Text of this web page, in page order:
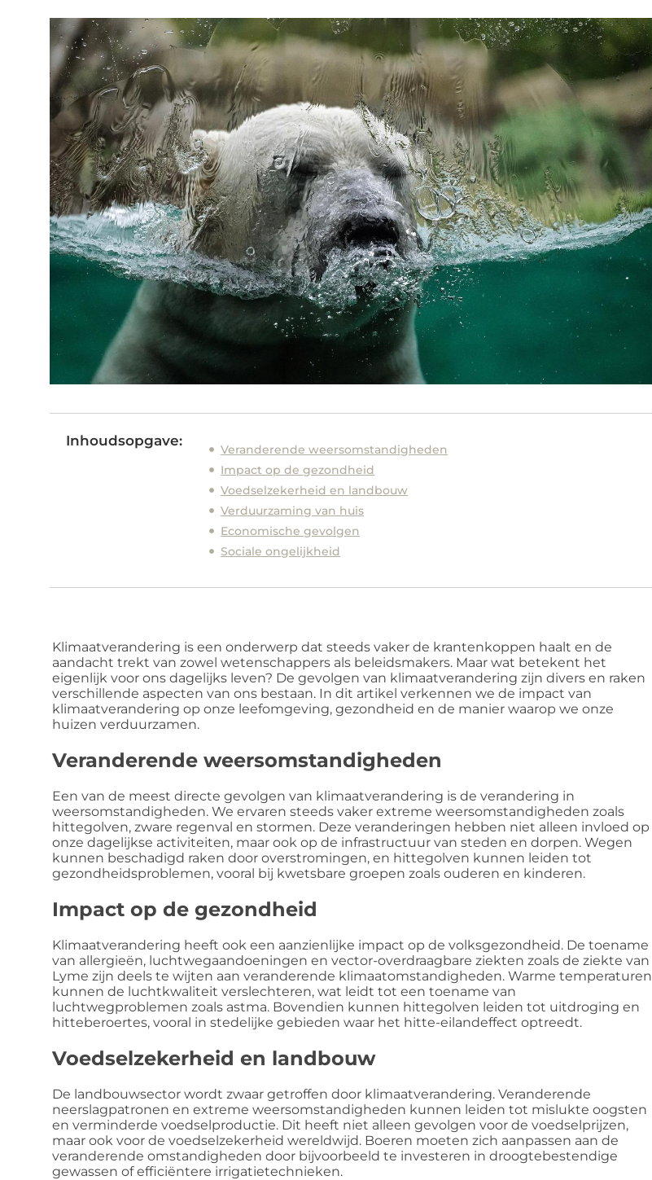
Inhoudsopgave:
Veranderende weersomstandigheden
Impact op de gezondheid
Voedselzekerheid en landbouw
Verduurzaming van huis
Economische gevolgen
Sociale ongelijkheid
Klimaatverandering is een onderwerp dat steeds vaker de krantenkoppen haalt en de
aandacht trekt van zowel wetenschappers als beleidsmakers. Maar wat betekent het
eigenlijk voor ons dagelijks leven? De gevolgen van klimaatverandering zijn divers en raken
verschillende aspecten van ons bestaan. In dit artikel verkennen we de impact van
klimaatverandering op onze leefomgeving, gezondheid en de manier waarop we onze
huizen verduurzamen.
Veranderende weersomstandigheden
Een van de meest directe gevolgen van klimaatverandering is de verandering in
weersomstandigheden. We ervaren steeds vaker extreme weersomstandigheden zoals
hittegolven, zware regenval en stormen. Deze veranderingen hebben niet alleen invloed op
onze dagelijkse activiteiten, maar ook op de infrastructuur van steden en dorpen. Wegen
kunnen beschadigd raken door overstromingen, en hittegolven kunnen leiden tot
gezondheidsproblemen, vooral bij kwetsbare groepen zoals ouderen en kinderen.
Impact op de gezondheid
Klimaatverandering heeft ook een aanzienlijke impact op de volksgezondheid. De toename
van allergieën, luchtwegaandoeningen en vector-overdraagbare ziekten zoals de ziekte van
Lyme zijn deels te wijten aan veranderende klimaatomstandigheden. Warme temperaturen
kunnen de luchtkwaliteit verslechteren, wat leidt tot een toename van
luchtwegproblemen zoals astma. Bovendien kunnen hittegolven leiden tot uitdroging en
hitteberoertes, vooral in stedelijke gebieden waar het hitte-eilandeffect optreedt.
Voedselzekerheid en landbouw
De landbouwsector wordt zwaar getroffen door klimaatverandering. Veranderende
neerslagpatronen en extreme weersomstandigheden kunnen leiden tot mislukte oogsten
en verminderde voedselproductie. Dit heeft niet alleen gevolgen voor de voedselprijzen,
maar ook voor de voedselzekerheid wereldwijd. Boeren moeten zich aanpassen aan de
veranderende omstandigheden door bijvoorbeeld te investeren in droogtebestendige
gewassen of efficiëntere irrigatietechnieken.